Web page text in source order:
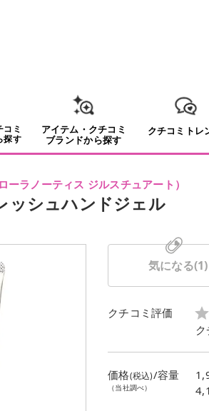
コミ
探す
アイテム・クチコミ
ブランドから探す
クチコミトレ
ーラノーティス ジルスチュアート ）
ッシュハンドジェル
気になる(1)
クチコミ評価
価格(税込)/容量
（当社調べ）